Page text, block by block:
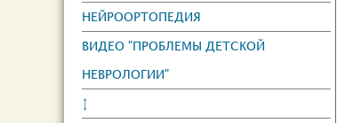
НЕЙРООРТОПЕДИЯ
ВИДЕО "ПРОБЛЕМЫ ДЕТСКОЙ
НЕВРОЛОГИИ"
↕